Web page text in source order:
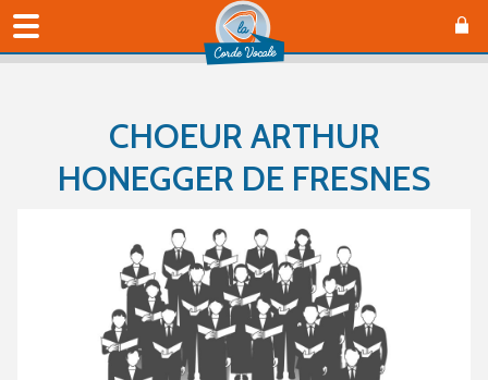
CHOEUR ARTHUR
HONEGGER DE FRESNES